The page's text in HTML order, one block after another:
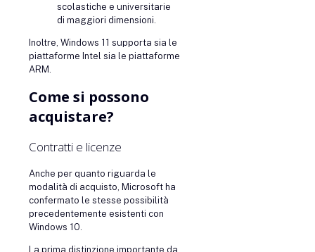
scolastiche e universitarie
di maggiori dimensioni.
Inoltre, Windows 11 supporta sia le
piattaforme Intel sia le piattaforme
ARM.
Come si possono
acquistare?
Contratti e licenze
Anche per quanto riguarda le
modalità di acquisto, Microsoft ha
confermato le stesse possibilità
precedentemente esistenti con
Windows 10.
La prima distinzione importante da